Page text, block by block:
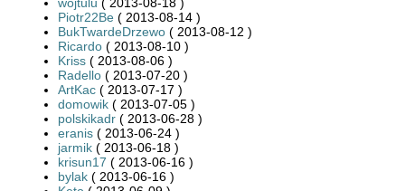
Piotr22Be ( 2013-08-14 )
BukTwardeDrzewo ( 2013-08-12 )
Ricardo ( 2013-08-10 )
Kriss ( 2013-08-06 )
Radello ( 2013-07-20 )
ArtKac ( 2013-07-17 )
domowik ( 2013-07-05 )
polskikadr ( 2013-06-28 )
eranis ( 2013-06-24 )
jarmik ( 2013-06-18 )
krisun17 ( 2013-06-16 )
bylak ( 2013-06-16 )